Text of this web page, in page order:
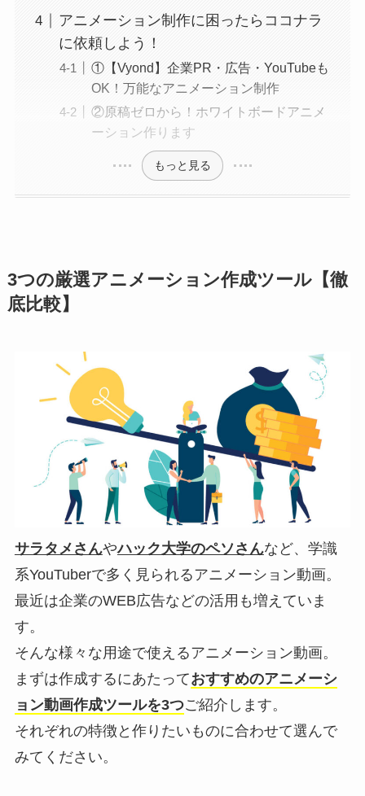
アニメーション制作に困ったらココナラ
に依頼しよう！
①【Vyond】企業PR・広告・YouTubeも
OK！万能なアニメーション制作
②原稿ゼロから！ホワイトボードアニメ
ーション作ります
もっと見る
3つの厳選アニメーション作成ツール【徹
底比較】
サラタメさんやハック大学のペソさんなど、学識
系YouTuberで多く見られるアニメーション動画。
最近は企業のWEB広告などの活用も増えていま
す。
そんな様々な用途で使えるアニメーション動画。
まずは作成するにあたっておすすめのアニメーシ
ョン動画作成ツールを3つご紹介します。
それぞれの特徴と作りたいものに合わせて選んで
みてください。